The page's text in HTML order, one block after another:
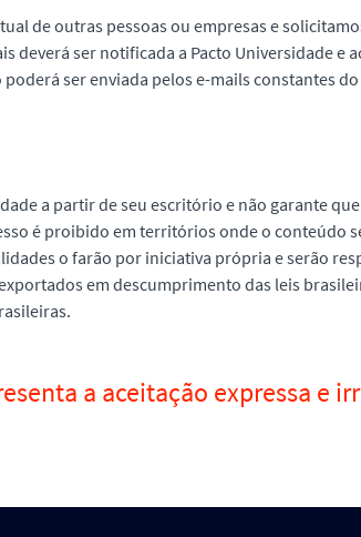
de outras pessoas ou empresas e
deverá ser notificada a Pacto Universidade e
ser enviada pelos e-mails constantes
a partir de seu escritório e não garante
é proibido em territórios onde o conteúdo
o farão por iniciativa própria e serão
em descumprimento das leis
a aceitação expressa e